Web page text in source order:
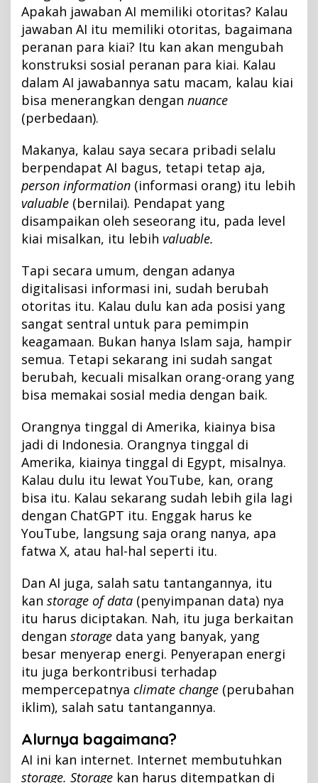
Apakah jawaban AI memiliki otoritas? Kalau
jawaban AI itu memiliki otoritas, bagaimana
peranan para kiai? Itu kan akan mengubah
konstruksi sosial peranan para kiai. Kalau
dalam AI jawabannya satu macam, kalau kiai
bisa menerangkan dengan nuance
(perbedaan).
Makanya, kalau saya secara pribadi selalu
berpendapat AI bagus, tetapi tetap aja,
person information (informasi orang) itu lebih
valuable (bernilai). Pendapat yang
disampaikan oleh seseorang itu, pada level
kiai misalkan, itu lebih valuable.
Tapi secara umum, dengan adanya
digitalisasi informasi ini, sudah berubah
otoritas itu. Kalau dulu kan ada posisi yang
sangat sentral untuk para pemimpin
keagamaan. Bukan hanya Islam saja, hampir
semua. Tetapi sekarang ini sudah sangat
berubah, kecuali misalkan orang-orang yang
bisa memakai sosial media dengan baik.
Orangnya tinggal di Amerika, kiainya bisa
jadi di Indonesia. Orangnya tinggal di
Amerika, kiainya tinggal di Egypt, misalnya.
Kalau dulu itu lewat YouTube, kan, orang
bisa itu. Kalau sekarang sudah lebih gila lagi
dengan ChatGPT itu. Enggak harus ke
YouTube, langsung saja orang nanya, apa
fatwa X, atau hal-hal seperti itu.
Dan AI juga, salah satu tantangannya, itu
kan storage of data (penyimpanan data) nya
itu harus diciptakan. Nah, itu juga berkaitan
dengan storage data yang banyak, yang
besar menyerap energi. Penyerapan energi
itu juga berkontribusi terhadap
mempercepatnya climate change (perubahan
iklim), salah satu tantangannya.
Alurnya bagaimana?
AI ini kan internet. Internet membutuhkan
storage. Storage kan harus ditempatkan di